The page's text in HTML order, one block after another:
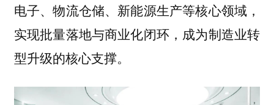
电子、物流仓储、新能源生产等核心领域，
实现批量落地与商业化闭环，成为制造业转
型升级的核心支撑。